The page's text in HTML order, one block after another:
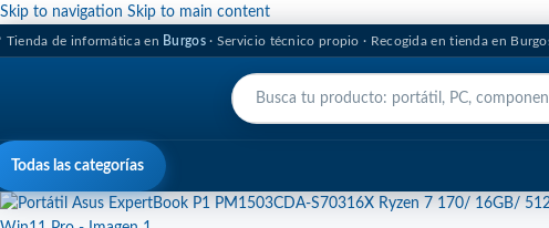
Skip to navigation Skip to main content
Tienda de informática en Burgos· Servicio técnico propio · Recogida en tienda en
Todas las categorías